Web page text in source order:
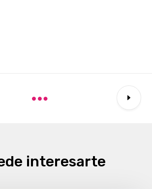
interesarte